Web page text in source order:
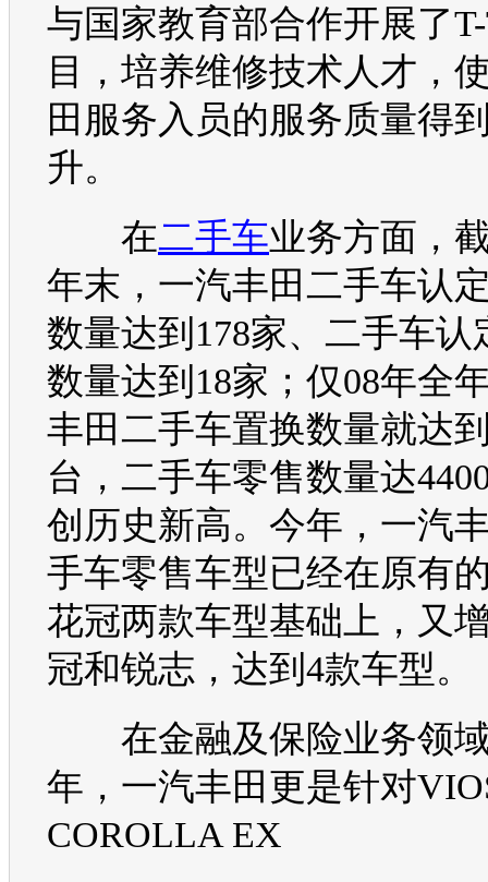
与国家教育部合作开展了
目，培养维修技术人才，
田 服务入员的服务质量得
升。
在二手车业务方面，
年末， 一汽丰田二手车认
数量达到178家、 二手车认
数量达到18家；仅08年全
丰田二手车置换数量就达
台， 二手车零售数量达
创历史新高。今年， 一汽
手车零售车型已经在原有
花冠两款车型基础上，又
冠和锐志 ，达到4款车型。
在金融及保险业务领域
年， 一汽丰田 更是针对
COROLLA EX